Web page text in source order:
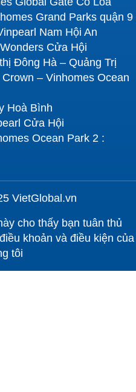
Grand Parks quận 9
Nam Hội An
Cửa Hội
Đông Hà – Quảng Trị
– Vinhomes Ocean
Hoà Bình
Cửa Hội
Ocean Park 2 :
VietGlobal.vn
cho thấy bạn tuân thủ
khoản và điều kiện của
tôi